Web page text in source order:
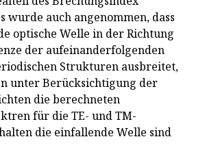
wurde auch angenommen, dass
optische Welle in der Richtung
der aufeinanderfolgenden
Strukturen ausbreitet,
unter Berücksichtigung der
die berechneten
für die TE- und TM-
die einfallende Welle sind